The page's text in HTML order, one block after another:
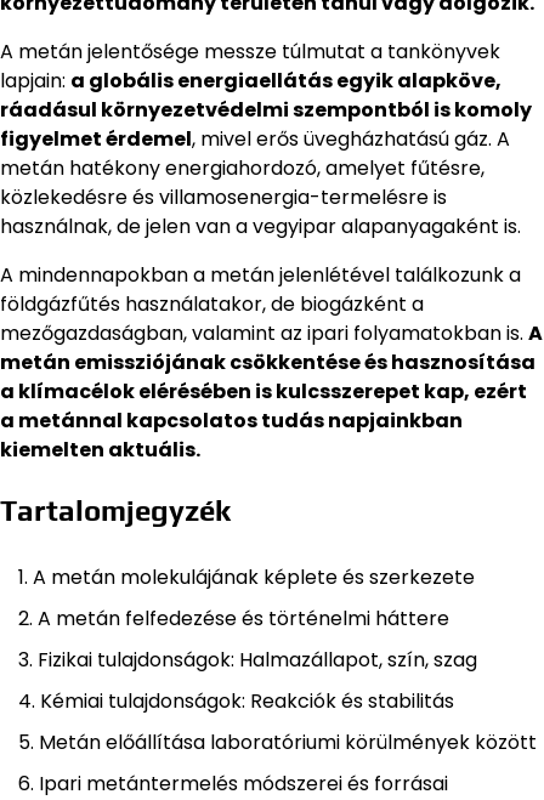
A metán jelentősége messze túlmutat a tankönyvek
lapjain: a globális energiaellátás egyik alapköve,
ráadásul környezetvédelmi szempontból is komoly
figyelmet érdemel, mivel erős üvegházhatású gáz. A
metán hatékony energiahordozó, amelyet fűtésre,
közlekedésre és villamosenergia-termelésre is
használnak, de jelen van a vegyipar alapanyagaként is.
A mindennapokban a metán jelenlétével találkozunk a
földgázfűtés használatakor, de biogázként a
mezőgazdaságban, valamint az ipari folyamatokban is. A
metán emissziójának csökkentése és hasznosítása
a klímacélok elérésében is kulcsszerepet kap, ezért
a metánnal kapcsolatos tudás napjainkban
kiemelten aktuális.
Tartalomjegyzék
A metán molekulájának képlete és szerkezete
A metán felfedezése és történelmi háttere
Fizikai tulajdonságok: Halmazállapot, szín, szag
Kémiai tulajdonságok: Reakciók és stabilitás
Metán előállítása laboratóriumi körülmények között
Ipari metántermelés módszerei és forrásai